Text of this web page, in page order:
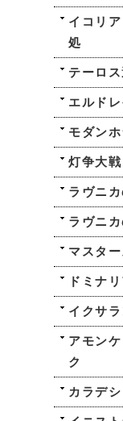
イコリ
処
テーロ
エルド
モダン
灯争大戦
ラヴニ
ラヴニ
マスタ
ドミナ
イクサ
アモン
ク
カラデ